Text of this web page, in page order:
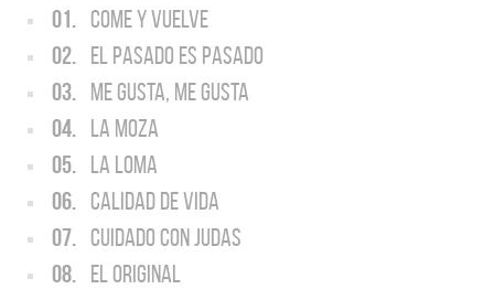
01. COME Y VUELVE
02. EL PASADO ES PASADO
03. ME GUSTA, ME GUSTA
04. LA MOZA
05. LA LOMA
06. CALIDAD DE VIDA
07. CUIDADO CON JUDAS
08. EL ORIGINAL